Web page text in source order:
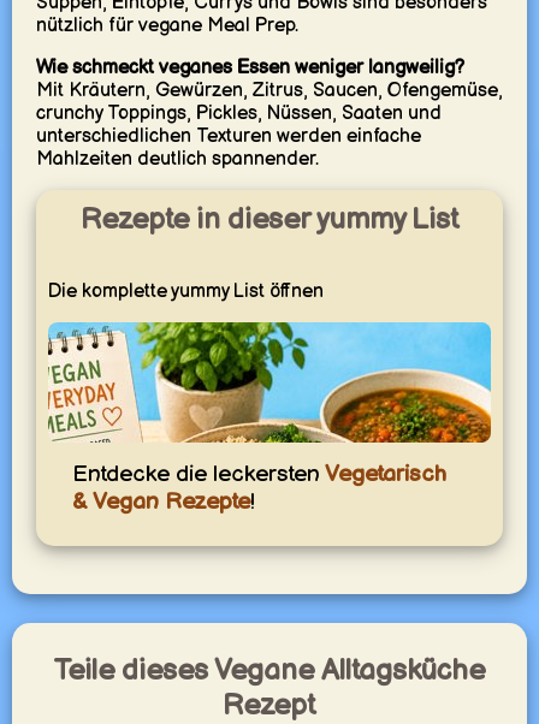
nützlich für vegane Meal Prep.
Wie schmeckt veganes Essen weniger langweilig?
Mit Kräutern, Gewürzen, Zitrus, Saucen, Ofengemüse,
crunchy Toppings, Pickles, Nüssen, Saaten und
unterschiedlichen Texturen werden einfache
Mahlzeiten deutlich spannender.
Rezepte in dieser yummy List
Die komplette yummy List öffnen
Vegane Alltagsküche
Einfache vegane Rezepte für jeden Tag – pflanzlich,
Entdecke die leckersten Vegetarisch
& Vegan Rezepte!
Teile dieses Vegane Alltagsküche
Rezept